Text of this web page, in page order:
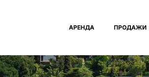
АРЕНДА ПРОДАЖИ